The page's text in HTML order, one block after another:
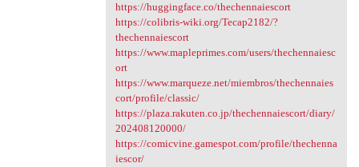
https://huggingface.co/thechennaiescort
https://colibris-wiki.org/Tecap2182/?
thechennaiescort
https://www.mapleprimes.com/users/thechennaiesc
ort
https://www.marqueze.net/miembros/thechennaies
cort/profile/classic/
https://plaza.rakuten.co.jp/thechennaiescort/diary/
202408120000/
https://comicvine.gamespot.com/profile/thechenna
iescor/